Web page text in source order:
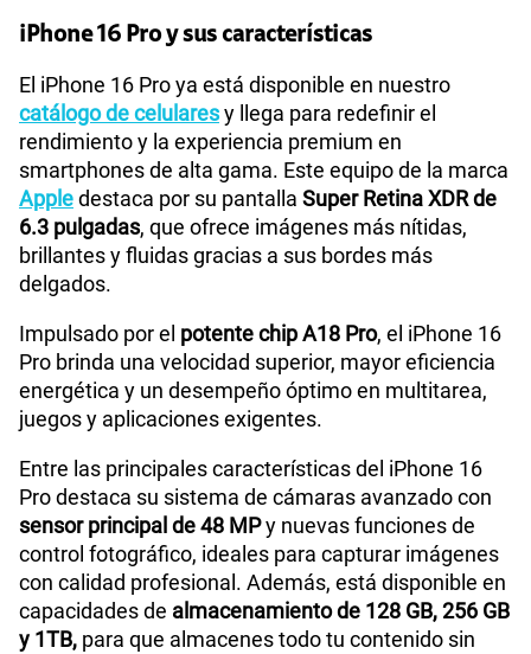
Compatibilidad con eSIM
iPhone 16 Pro y sus características
El iPhone 16 Pro ya está disponible en nuestro
catálogo de celularesy llega para redefinir el
rendimiento y la experiencia premium en
smartphones de alta gama. Este equipo de la marca
Appledestaca por su pantalla Super Retina XDR de
6.3 pulgadas, que ofrece imágenes más nítidas,
brillantes y fluidas gracias a sus bordes más
delgados.
Impulsado por el potente chip A18 Pro, el iPhone 16
Pro brinda una velocidad superior, mayor eficiencia
energética y un desempeño óptimo en multitarea,
juegos y aplicaciones exigentes.
Entre las principales características del iPhone 16
Pro destaca su sistema de cámaras avanzado con
sensor principal de 48 MPy nuevas funciones de
control fotográfico, ideales para capturar imágenes
con calidad profesional. Además, está disponible en
capacidades de almacenamiento de 128 GB, 256 GB
y 1TB, para que almacenes todo tu contenido sin